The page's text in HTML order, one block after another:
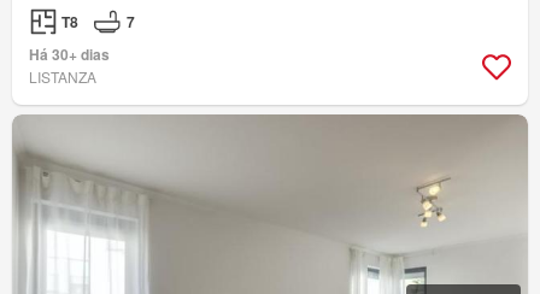
T8
7
Há 30+ dias
LISTANZA